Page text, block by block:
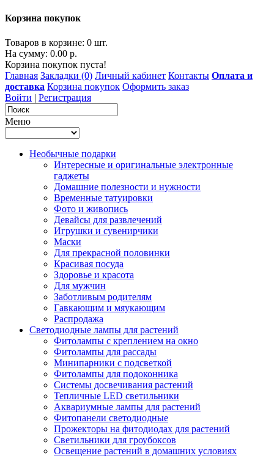
Корзина покупок
Товаров в корзине: 0 шт.
На сумму: 0.00 р.
Корзина покупок пуста!
Главная Закладки (0) Личный кабинет Контакты Оплата и
доставка Корзина покупок Оформить заказ
Войти | Регистрация
Меню
Необычные подарки
Интересные и оригинальные электронные
гаджеты
Домашние полезности и нужности
Временные татуировки
Фото и живопись
Девайсы для развлечений
Игрушки и сувенирчики
Маски
Для прекрасной половинки
Красивая посуда
Здоровье и красота
Для мужчин
Заботливым родителям
Гавкающим и мяукающим
Распродажа
Светодиодные лампы для растений
Фитолампы с креплением на окно
Фитолампы для рассады
Минипарники с подсветкой
Фитолампы для подоконника
Системы досвечивания растений
Тепличные LED светильники
Аквариумные лампы для растений
Фитопанели светодиодные
Прожекторы на фитодиодах для растений
Светильники для гроубоксов
Освещение растений в домашних условиях